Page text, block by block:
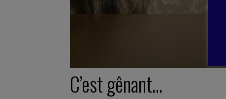
C’est gênant…